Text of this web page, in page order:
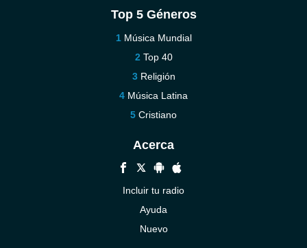
Top 5 Géneros
Música Mundial
Top 40
Religión
Música Latina
Cristiano
Acerca
Incluir tu radio
Ayuda
Nuevo